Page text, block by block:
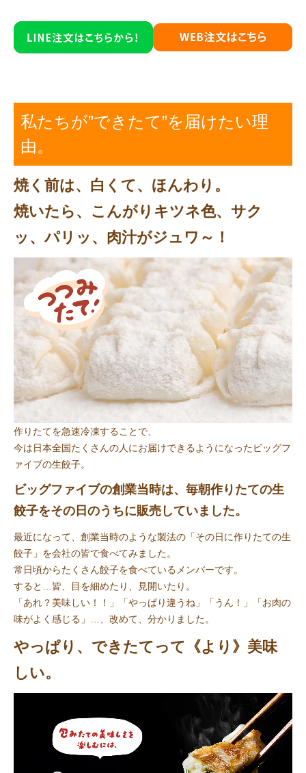
私たちが”できたて”を届けたい理
由。
焼く前は、白くて、ほんわり。
焼いたら、こんがりキツネ色、サク
ッ、パリッ、肉汁がジュワ～！
作りたてを急速冷凍することで、
今は日本全国たくさんの人にお届けできるようになったビッグフ
ァイブの生餃子。
ビッグファイブの創業当時は、毎朝作りたての生
餃子をその日のうちに販売していました。
最近になって、創業当時のような製法の「その日に作りたての生
餃子」を会社の皆で食べてみました。
常日頃からたくさん餃子を食べているメンバーです。
すると…皆、目を細めたり、見開いたり。
「あれ？美味しい！！」「やっぱり違うね」「うん！」「お肉の
味がよく感じる」…、改めて、分かりました。
やっぱり、できたてって《より》美味
しい。